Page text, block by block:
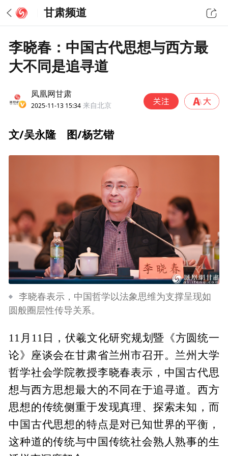
甘肃频道
李晓春：中国古代思想与西方最
大不同是追寻道
凤凰网甘肃
2025-11-13 15:34 来自北京
文/吴永隆 图/杨艺锴
李晓春表示，中国哲学以法象思维为支撑呈现如
圆般圈层性传导关系。
11月11日，伏羲文化研究规划暨《方圆统一
论》座谈会在甘肃省兰州市召开。兰州大学
哲学社会学院教授李晓春表示，中国古代思
想与西方思想最大的不同在于追寻道。西方
思想的传统侧重于发现真理、探索未知，而
中国古代思想的特点是对已知世界的平衡，
这种道的传统与中国传统社会熟人熟事的生